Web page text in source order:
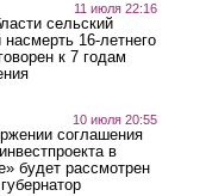
11 июля 22:16
сельский
16-летнего
к 7 годам
10 июля 20:55
соглашения
в
будет рассмотрен